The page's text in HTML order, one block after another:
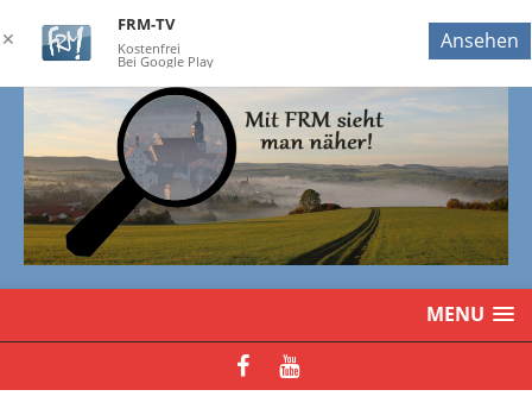
MENU
✕
FRM-TV
Kostenfrei
Bei Google Play
Ansehen